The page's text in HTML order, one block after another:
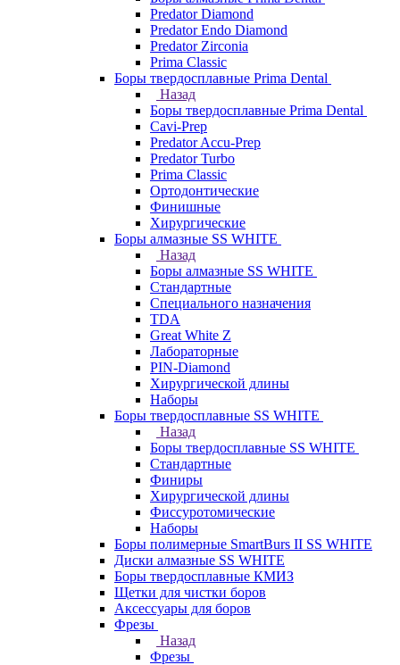
Predator Diamond
Predator Endo Diamond
Predator Zirconia
Prima Classic
Боры твердосплавные Prima Dental
Назад
Боры твердосплавные Prima Dental
Cavi-Prep
Predator Accu-Prep
Predator Turbo
Prima Classic
Ортодонтические
Финишные
Хирургические
Боры алмазные SS WHITE
Назад
Боры алмазные SS WHITE
Стандартные
Специального назначения
TDA
Great White Z
Лабораторные
PIN-Diamond
Хирургической длины
Наборы
Боры твердосплавные SS WHITE
Назад
Боры твердосплавные SS WHITE
Стандартные
Финиры
Хирургической длины
Фиссуротомические
Наборы
Боры полимерные SmartBurs II SS WHITE
Диски алмазные SS WHITE
Боры твердосплавные КМИЗ
Щетки для чистки боров
Аксессуары для боров
Фрезы
Назад
Фрезы